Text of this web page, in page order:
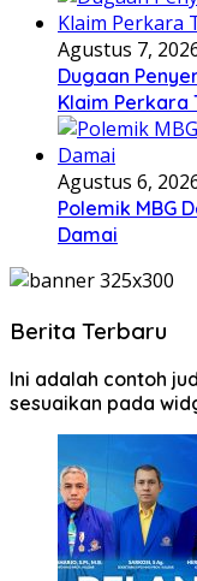
Agustus 7,
Dugaan
Klaim Perkara
Agustus 6,
Polemik MBG
Damai
Berita Terbaru
Ini adalah contoh
sesuaikan pada